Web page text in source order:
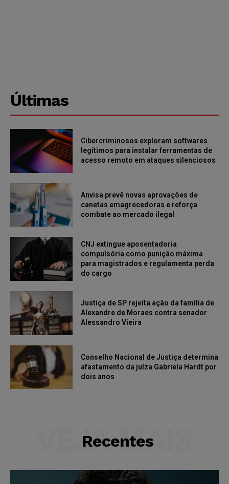
Últimas
Cibercriminosos exploram softwares
legítimos para instalar ferramentas de
acesso remoto em ataques silenciosos
Anvisa prevê novas aprovações de
canetas emagrecedoras e reforça
combate ao mercado ilegal
CNJ extingue aposentadoria
compulsória como punição máxima
para magistrados e regulamenta perda
do cargo
Justiça de SP rejeita ação da família de
Alexandre de Moraes contra senador
Alessandro Vieira
Conselho Nacional de Justiça determina
afastamento da juíza Gabriela Hardt por
dois anos
Recentes
VEJA MAIS